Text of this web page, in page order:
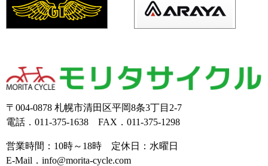
〒004-0878 札幌市清田区平岡8条3丁目2-7
電話．011-375-1638 FAX．011-375-1298
営業時間：10時～18時 定休日：水曜日
E-Mail．info@morita-cycle.com